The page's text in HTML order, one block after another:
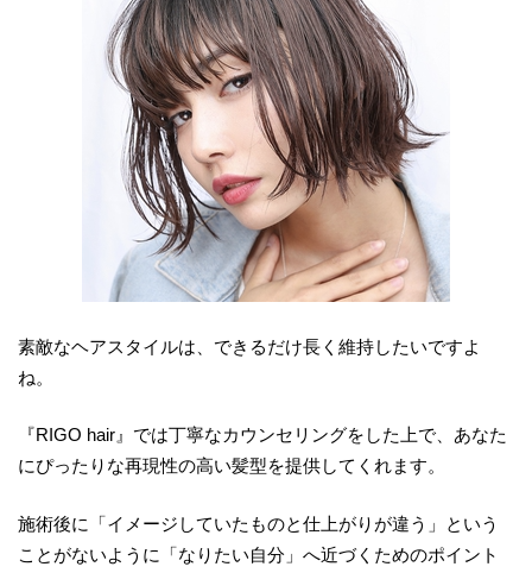
素敵なヘアスタイルは、できるだけ長く維持したいですよ
ね。
『RIGO hair』では丁寧なカウンセリングをした上で、あなた
にぴったりな再現性の高い髪型を提供してくれます。
施術後に「イメージしていたものと仕上がりが違う」という
ことがないように「なりたい自分」へ近づくためのポイント